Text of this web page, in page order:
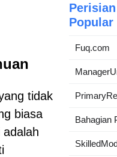
tidak
biasa
Popular
Fuq.com
Bahagian